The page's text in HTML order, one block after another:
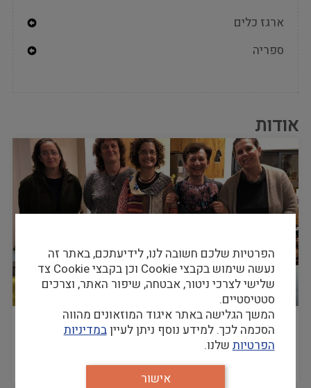
ארגז כלים
Expand
Secondary
ספריה
אודות
מי אנחנו
פורום חינוך של איקו"ם מורכב מנציגות מחלקות חינוך
במוזיאונים מכל הארץ ומציע פלטפורמה לשיתוף,…
הפרטיות שלכם חשובה לנו, לידיעתכם, באתר זה
נעשה שימוש בקבצי Cookie וכן בקבצי Cookie צד
שלישי לצרכי ניטור, אבטחה, שיפור האתר, וצרכים
סטטיסטיים.
המשך הגלישה באתר איגוד המוזאונים מהווה
הסכמה לכך. למידע נוסף ניתן לעייןבמדיניות
הפרטיות שלנו.
אישור